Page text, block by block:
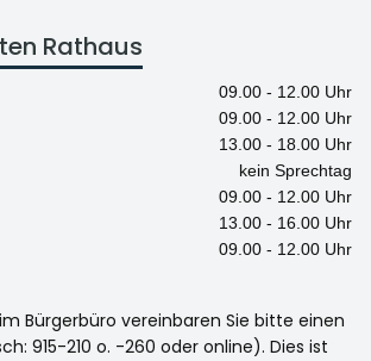
Rathaus
09.00 - 12.00 Uhr
09.00 - 12.00 Uhr
13.00 - 18.00 Uhr
kein Sprechtag
09.00 - 12.00 Uhr
13.00 - 16.00 Uhr
09.00 - 12.00 Uhr
Bürgerbüro vereinbaren Sie bitte einen
915-210 o. -260 oder online). Dies ist